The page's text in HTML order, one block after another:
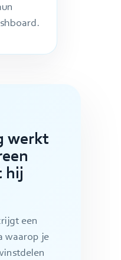
werkt
hij
een
waarop je